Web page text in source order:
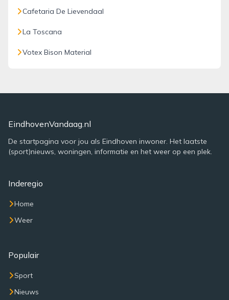
Cafetaria De Lievendaal
La Toscana
Votex Bison Material
EindhovenVandaag.nl
De startpagina voor jou als Eindhoven inwoner. Het laatste
(sport)nieuws, woningen, informatie en het weer op een plek.
Inderegio
Home
Weer
Populair
Sport
Nieuws